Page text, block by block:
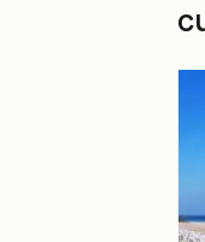
Weitere